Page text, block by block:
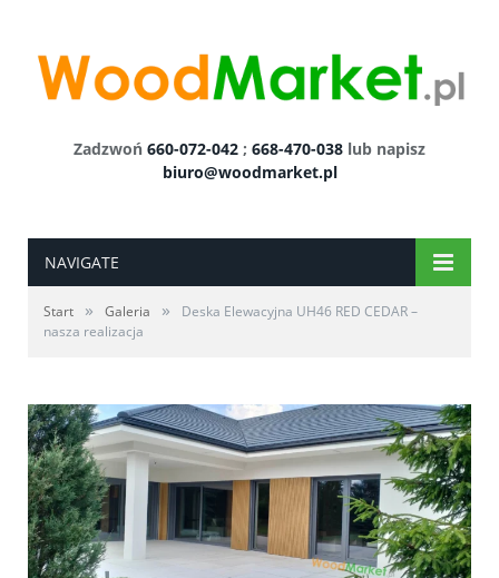
Zadzwoń 660-072-042 ; 668-470-038 lub napisz
biuro@woodmarket.pl
NAVIGATE
Start » Galeria »
Deska Elewacyjna UH46 RED CEDAR –
nasza realizacja